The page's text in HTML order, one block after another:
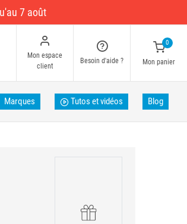
7 août
Mon espace
client
Besoin d'aide ?
0
Mon panier
Marques Tutos et vidéos Blog